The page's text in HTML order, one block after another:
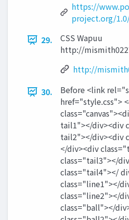
https://
project.org/
29.
CSS Wapuu
http://
http://
30.
Before <link
href="style.css">
tail1"></div><div
tail2"></div><div
</div><div
class="tail3"></
class="tail4"></
class="line1"></
class="line2"></
class="ball"></